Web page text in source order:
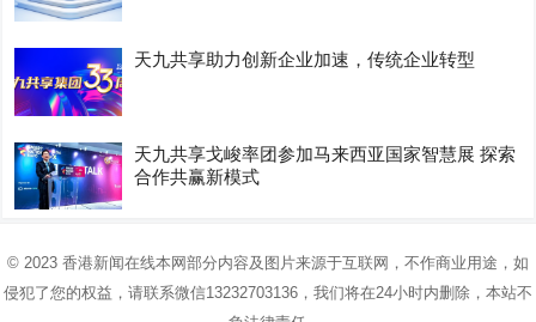
天九共享助力创新企业加速，传统企业转型
天九共享戈峻率团参加马来西亚国家智慧展 探索
合作共赢新模式
© 2023 香港新闻在线本网部分内容及图片来源于互联网，不作商业用途，如
侵犯了您的权益，请联系微信13232703136，我们将在24小时内删除，本站不